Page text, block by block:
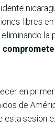
libres en
la
en
de
esta sesión